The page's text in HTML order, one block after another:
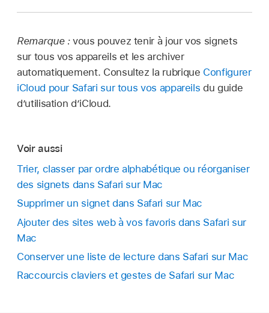
Remarque :vous pouvez tenir à jour vos signets
sur tous vos appareils et les archiver
automatiquement. Consultez la rubrique Configurer
iCloud pour Safari sur tous vos appareils du guide
d’utilisation d’iCloud.
Voir aussi
Trier, classer par ordre alphabétique ou réorganiser
des signets dans Safari sur Mac
Supprimer un signet dans Safari sur Mac
Ajouter des sites web à vos favoris dans Safari sur
Mac
Conserver une liste de lecture dans Safari sur Mac
Raccourcis claviers et gestes de Safari sur Mac